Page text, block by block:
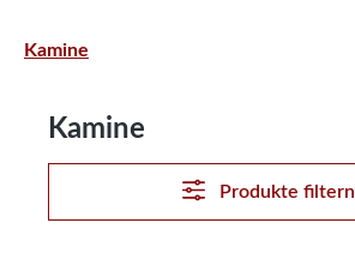
Kamine
Kamine
Produkte filtern